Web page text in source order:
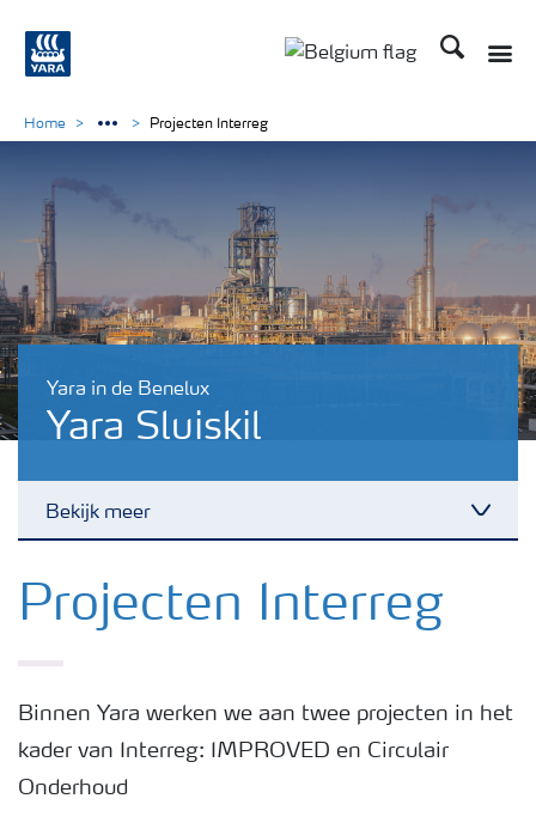
Zoek op
Yara in de Benelux
Yara Sluiskil
Bekijk meer
Yara in de Benelux
Home Projecten Interreg
Projecten Interreg
Binnen Yara werken we aan twee projecten in het
kader van Interreg: IMPROVED en Circulair
Onderhoud